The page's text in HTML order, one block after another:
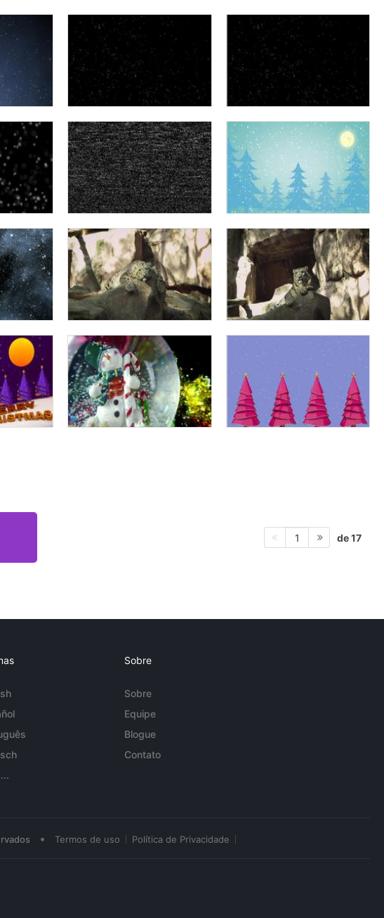
1 de 17
Sobre
Sobre
Equipe
Blogue
Contato
• Termos de uso Política de Privacidade